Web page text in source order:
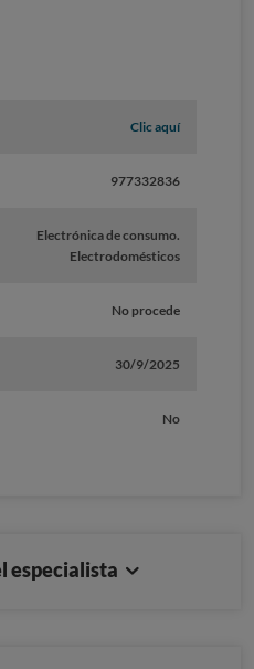
Clic aquí
977332836
Electrónica de consumo.
Electrodomésticos
No procede
30/9/2025
No
especialista